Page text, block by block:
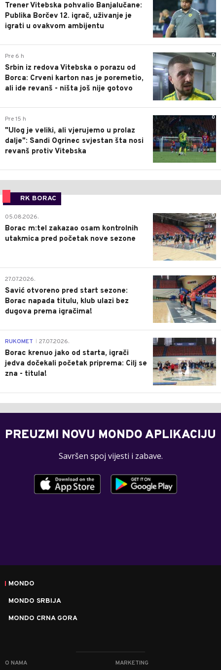
Trener Vitebska pohvalio Banjalučane:
Publika Borčev 12. igrač, uživanje je
igrati u ovakvom ambijentu
0
Pre 6 h
Srbin iz redova Vitebska o porazu od
Borca: Crveni karton nas je poremetio,
ali ide revanš - ništa još nije gotovo
0
Pre 15 h
"Ulog je veliki, ali vjerujemo u prolaz
dalje": Sandi Ogrinec svjestan šta nosi
revanš protiv Vitebska
RK BORAC
0
05.08.2026.
Borac m:tel zakazao osam kontrolnih
utakmica pred početak nove sezone
0
27.07.2026.
Savić otvoreno pred start sezone:
Borac napada titulu, klub ulazi bez
dugova prema igračima!
0
RUKOMET 27.07.2026.
Borac krenuo jako od starta, igrači
jedva dočekali početak priprema: Cilj se
zna - titula!
PREUZMI NOVU MONDO APLIKACIJU
Savršen spoj vijesti i zabave.
MONDO
MONDO SRBIJA
MONDO CRNA GORA
O NAMA MARKETING